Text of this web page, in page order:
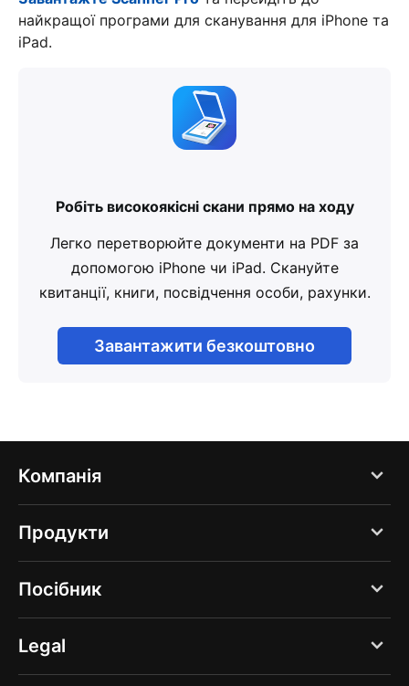
найкращої програми для сканування для iPhone та
iPad.
Робіть високоякісні скани прямо на ходу
Легко перетворюйте документи на PDF за
допомогою iPhone чи iPad. Скануйте
квитанції, книги, посвідчення особи, рахунки.
Завантажити безкоштовно
Компанія
Блоґ
Про нас
Вакансії
Преса
Довідковий центр
Продукти
PDF Expert
Documents
Spark
Посібник
Створити новий скан
Поліпшити якiсть сканiв
Legal